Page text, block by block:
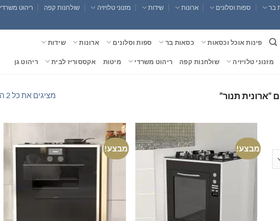
בר ספות וסלונים ארונות שידות מזנוני טלויזיה שולחנות קפה ריהוט משרדי
פינות אוכל וכסאות כסאות בר ספות וסלונים ארונות שידות
מזנוני טלויזיה שולחנות קפה ריהוט משרדי מיטות אקססוריז לבית ריהוט גן
“ארונית תנור” מציגים את כל ⁦2⁩ התוצאות
מבצע! מבצע!